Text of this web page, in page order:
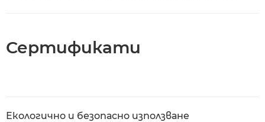
Сертификати
Екологично и безопасно използване